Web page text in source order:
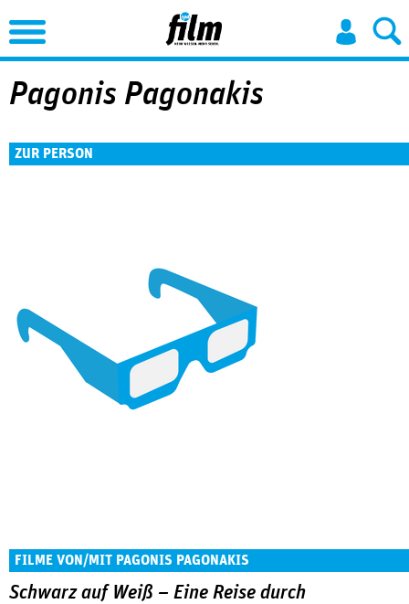
Jump to Navigation
Pagonis Pagonakis
ZUR PERSON
FILME VON/MIT PAGONIS PAGONAKIS
Schwarz auf Weiß – Eine Reise durch